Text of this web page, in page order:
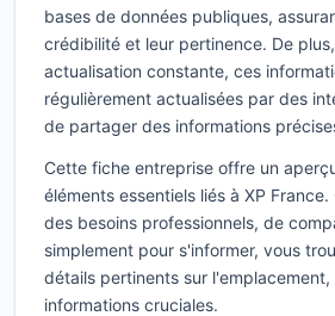
bases de données publiques,
crédibilité et leur pertinence. De
actualisation constante, ces
régulièrement actualisées par des
de partager des informations
Cette fiche entreprise offre un
éléments essentiels liés à XP
des besoins professionnels, de
simplement pour s'informer, vous
détails pertinents sur
informations cruciales.